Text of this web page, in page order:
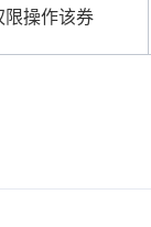
限操作该券